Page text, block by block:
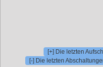
[+] Die letzten
[-] Die letzten